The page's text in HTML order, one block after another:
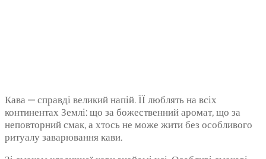
Кава — справді великий напій. ЇЇ люблять на всіх
континентах Землі: що за божественний аромат, що за
неповторний смак, а хтось не може жити без особливого
ритуалу заварювання кави.